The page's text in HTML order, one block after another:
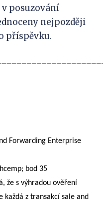
posuzování
nejpozději
příspěvku.
Forwarding Enterprise
bod 35
že s výhradou ověření
z transakcí sale and